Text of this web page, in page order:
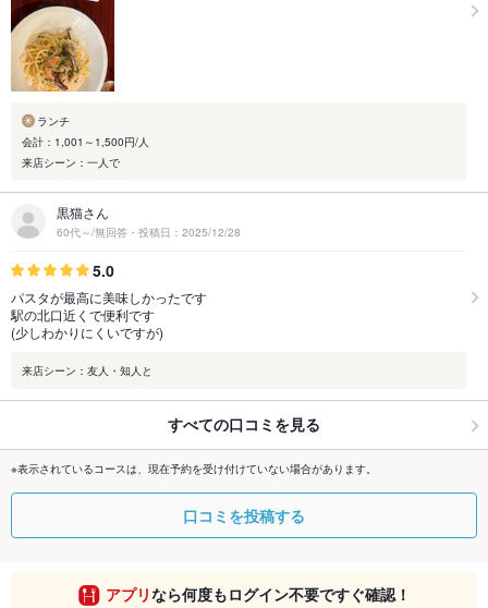
ランチ
会計：1,001～1,500円/人
来店シーン：一人で
黒猫さん
60代～/無回答・投稿日：2025/12/28
5.0
パスタが最高に美味しかったです
駅の北口近くで便利です
(少しわかりにくいですが)
来店シーン：友人・知人と
すべての口コミを見る
※表示されているコースは、現在予約を受け付けていない場合があります。
口コミを投稿する
アプリなら何度もログイン不要ですぐ確認！